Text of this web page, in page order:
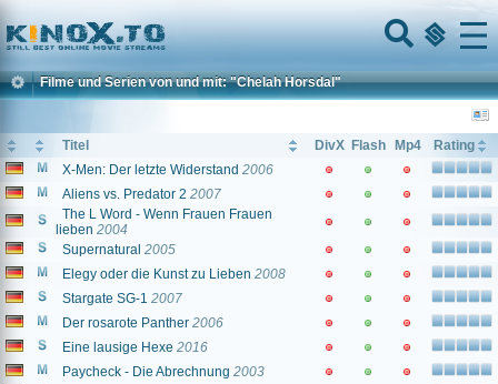
Home
Menu
Filme und Serien von und mit: "Chelah Horsdal"
Titel DivX Flash Mp4
Rating
X-Men: Der letzte Widerstand 2006
Aliens vs. Predator 2 2007
The L Word - Wenn Frauen Frauen
lieben 2004
Supernatural 2005
Elegy oder die Kunst zu Lieben 2008
Stargate SG-1 2007
Der rosarote Panther 2006
Eine lausige Hexe 2016
Paycheck - Die Abrechnung 2003